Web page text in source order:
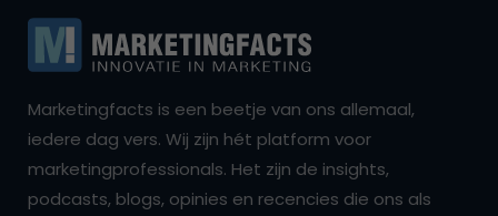
Marketingfacts is een beetje van ons allemaal,
iedere dag vers. Wij zijn hét platform voor
marketingprofessionals. Het zijn de insights,
podcasts, blogs, opinies en recencies die ons als